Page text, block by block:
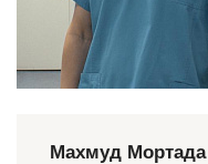
Махмуд Мортада